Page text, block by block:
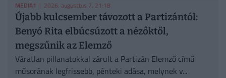
MEDIA1 | 2026. augusztus 7. 21:18
Újabb kulcsember távozott a Partizántól:
Benyó Rita elbúcsúzott a nézőktől,
megszűnik az Elemző
Váratlan pillanatokkal zárult a Partizán Elemző című
műsorának legfrissebb, pénteki adása, melynek v...